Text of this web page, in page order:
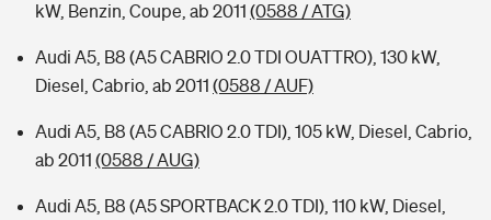
kW, Benzin, Coupe, ab 2011 (0588 / ATG)
Audi A5, B8 (A5 CABRIO 2.0 TDI OUATTRO), 130 kW,
Diesel, Cabrio, ab 2011 (0588 / AUF)
Audi A5, B8 (A5 CABRIO 2.0 TDI), 105 kW, Diesel, Cabrio,
ab 2011 (0588 / AUG)
Audi A5, B8 (A5 SPORTBACK 2.0 TDI), 110 kW, Diesel,